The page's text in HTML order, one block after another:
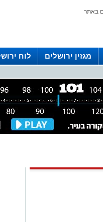
באתר
מגזין ירושלים לוח